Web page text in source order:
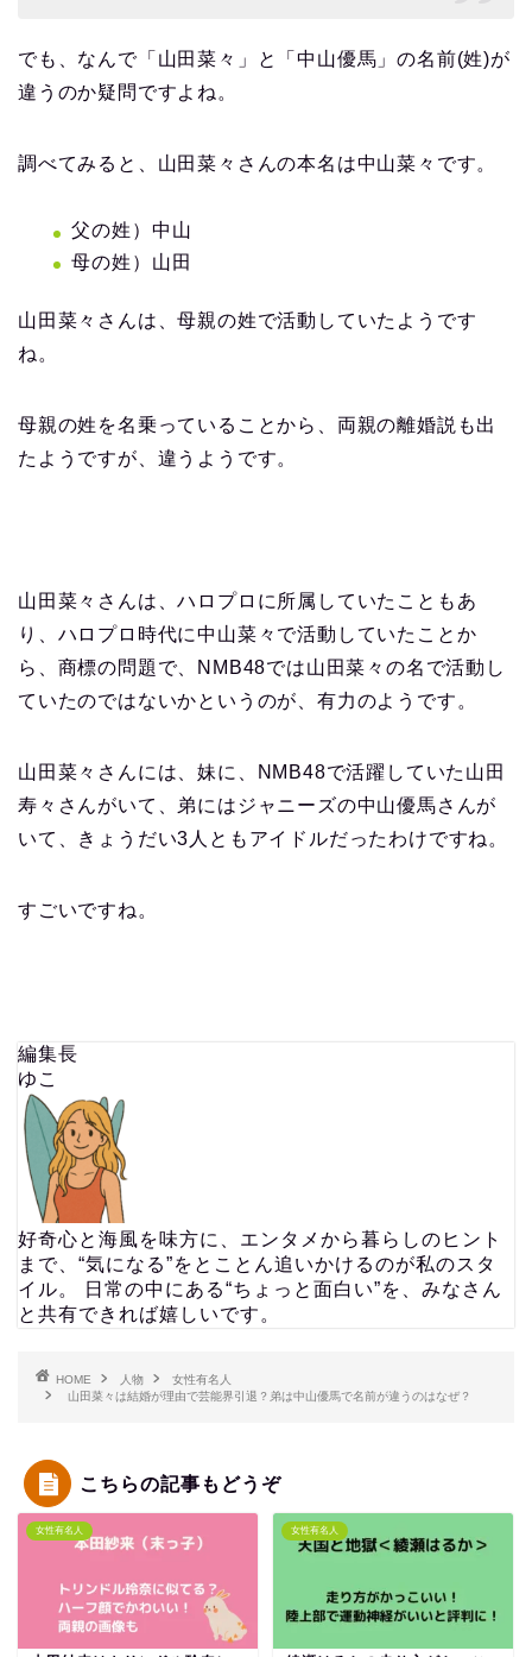
でも、なんで「山田菜々」と「中山優馬」の名前(姓)が
違うのか疑問ですよね。
調べてみると、山田菜々さんの本名は中山菜々です。
父の姓）中山
母の姓）山田
山田菜々さんは、母親の姓で活動していたようです
ね。
母親の姓を名乗っていることから、両親の離婚説も出
たようですが、違うようです。
山田菜々さんは、ハロプロに所属していたこともあ
り、ハロプロ時代に中山菜々で活動していたことか
ら、商標の問題で、NMB48では山田菜々の名で活動し
ていたのではないかというのが、有力のようです。
山田菜々さんには、妹に、NMB48で活躍していた山田
寿々さんがいて、弟にはジャニーズの中山優馬さんが
いて、きょうだい3人ともアイドルだったわけですね。
すごいですね。
編集長
ゆこ
好奇心と海風を味方に、エンタメから暮らしのヒント
まで、“気になる”をとことん追いかけるのが私のスタ
イル。 日常の中にある“ちょっと面白い”を、みなさん
と共有できれば嬉しいです。
HOME 人物
女性有名人
山田菜々は結婚が理由で芸能界引退？弟は中山優馬で名前が違うのはなぜ？
こちらの記事もどうぞ
女性有名人 女性有名人